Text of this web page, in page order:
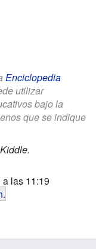
Enciclopedia
utilizar
bajo la
que se indique
las 11:19
.